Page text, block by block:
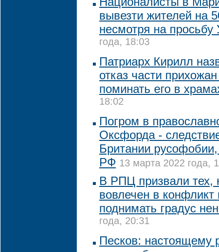
вывезти жителей на
несмотря на
года, 18:03
Патриарх Кирилл
отказ части
поминать его в
18:02
Погром в
Оксфорда -
Британии
РФ 13 марта 2022 года,
В РПЦ призвали тех,
вовлечен в конфликт
поднимать градус
года, 20:31
Песков: настоящему